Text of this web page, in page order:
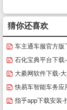
猜你还喜欢
车主通车服官方版
石化宝典平台下载
大綦网软件下载-
快易车智能车务应
版 指乎app下载安装-